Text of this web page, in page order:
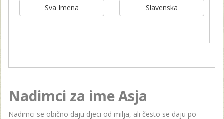
Sva Imena Slavenska
Nadimci za ime Asja
Nadimci se obično daju djeci od milja, ali često se daju po